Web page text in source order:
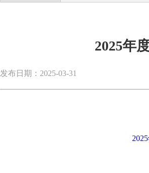
2025年
发布日期：2025-03-31